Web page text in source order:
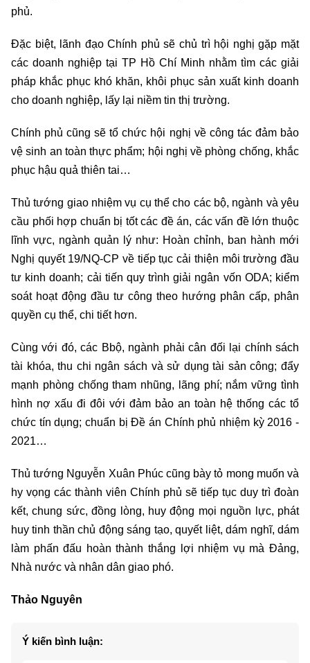
phủ.
Đặc biệt, lãnh đạo Chính phủ sẽ chủ trì hội nghị gặp mặt
các doanh nghiệp tại TP Hồ Chí Minh nhằm tìm các giải
pháp khắc phục khó khăn, khôi phục sản xuất kinh doanh
cho doanh nghiệp, lấy lại niềm tin thị trường.
Chính phủ cũng sẽ tổ chức hội nghị về công tác đảm bảo
vệ sinh an toàn thực phẩm; hội nghị về phòng chống, khắc
phục hậu quả thiên tai…
Thủ tướng giao nhiệm vụ cụ thể cho các bộ, ngành và yêu
cầu phối hợp chuẩn bị tốt các đề án, các vấn đề lớn thuộc
lĩnh vực, ngành quản lý như: Hoàn chỉnh, ban hành mới
Nghị quyết 19/NQ-CP về tiếp tục cải thiện môi trường đầu
tư kinh doanh; cải tiến quy trình giải ngân vốn ODA; kiểm
soát hoạt động đầu tư công theo hướng phân cấp, phân
quyền cụ thể, chi tiết hơn.
Cùng với đó, các Bbộ, ngành phải cân đối lại chính sách
tài khóa, thu chi ngân sách và sử dụng tài sản công; đẩy
mạnh phòng chống tham nhũng, lãng phí; nắm vững tình
hình nợ xấu đi đôi với đảm bảo an toàn hệ thống các tổ
chức tín dụng; chuẩn bị Đề án Chính phủ nhiệm kỳ 2016 -
2021…
Thủ tướng Nguyễn Xuân Phúc cũng bày tỏ mong muốn và
hy vọng các thành viên Chính phủ sẽ tiếp tục duy trì đoàn
kết, chung sức, đồng lòng, huy động mọi nguồn lực, phát
huy tinh thần chủ động sáng tạo, quyết liệt, dám nghĩ, dám
làm phấn đấu hoàn thành thắng lợi nhiệm vụ mà Đảng,
Nhà nước và nhân dân giao phó.
Thảo Nguyên
Ý kiến bình luận: